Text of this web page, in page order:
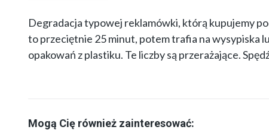
Degradacja typowej reklamówki, którą kupujemy
to przeciętnie 25 minut, potem trafia na wysypiska
opakowań z plastiku. Te liczby są przerażające.
Mogą Cię również zainteresować: